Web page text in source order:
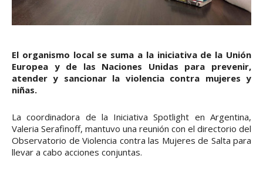
El organismo local se suma a la iniciativa de la Unión
Europea y de las Naciones Unidas para prevenir,
atender y sancionar la violencia contra mujeres y
niñas.
La coordinadora de la Iniciativa Spotlight en Argentina,
Valeria Serafinoff, mantuvo una reunión con el directorio del
Observatorio de Violencia contra las Mujeres de Salta para
llevar a cabo acciones conjuntas.